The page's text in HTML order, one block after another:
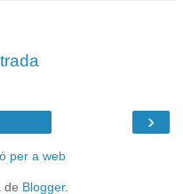
›
per a web
de Blogger.